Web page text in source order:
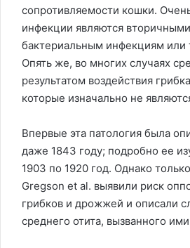
сопротивляемости кошки.
инфекции являются
бактериальным инфекциям
Опять же, во многих случаях
результатом воздействия
которые изначально не
Впервые эта патология была
даже 1843 году; подробно ее
1903 по 1920 год. Однако
Gregson et al. выявили риск
грибков и дрожжей и описали
среднего отита, вызванного